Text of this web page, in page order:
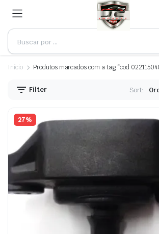
Início Produtos marcados com a tag “cod
Filter Sort:
27%